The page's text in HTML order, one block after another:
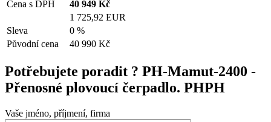
Cena s DPH 40 949 Kč
1 725,92 EUR
Sleva
0 %
Původní cena
40 990 Kč
Potřebujete poradit ? PH-Mamut-2400 -
Přenosné plovoucí čerpadlo. PHPH
Vaše jméno, příjmení, firma